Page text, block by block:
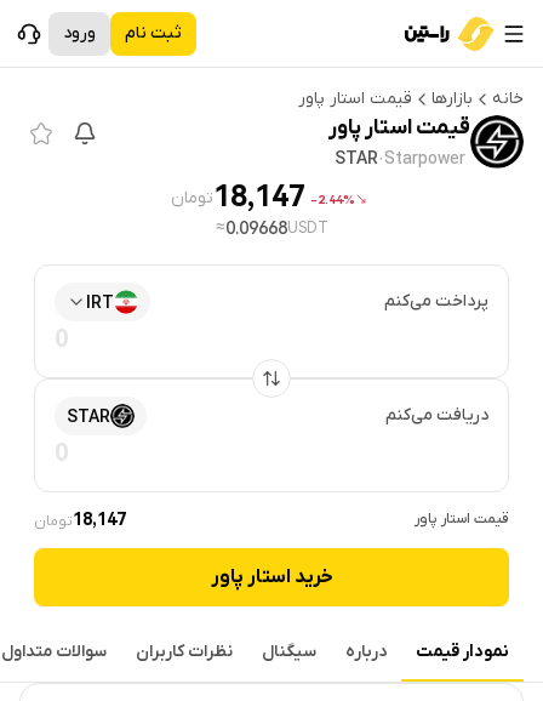
ثبت نام ورود
خانه بازارها قیمت استار پاور
قیمتاستار پاور
Starpower
·
STAR
2.44%-
18,147تومان
USDT
0.09668
≈
پرداخت می‌کنم IRT
دریافت می‌کنم STAR
قیمت استار پاور 18,147تومان
خرید استار پاور
نمودار قیمت درباره سیگنال نظرات کاربران سوالات متداول